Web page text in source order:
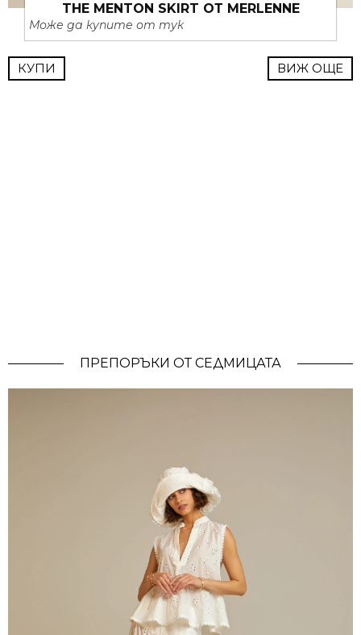
THE MENTON SKIRT ОТ MERLENNE
Може да купите от тук
КУПИ ВИЖ ОЩЕ
ПРЕПОРЪКИ ОТ СЕДМИЦАТА